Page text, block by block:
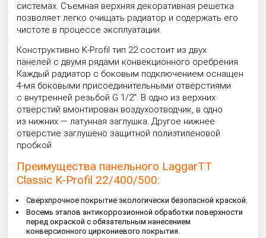
системах. Съемная верхняя декоративная решетка
позволяет легко очищать радиатор и содержать его
чистоте в процессе эксплуатации.
Конструктивно K-Profil тип 22 состоит из двух
панелей с двумя рядами конвекционного оребрения.
Каждый радиатор с боковым подключением оснащен
4-мя боковыми присоединительными отверстиями
с внутренней резьбой G 1/2”. В одно из верхних
отверстий вмонтирован воздухоотводчик, в одно
из нижних — латунная заглушка. Другое нижнее
отверстие заглушено защитной полиэтиленовой
пробкой
Преимущества панельного LaggarTT
Classic K-Profil 22/400/500:
Сверхпрочное покрытие экологически безопасной краской.
Восемь этапов антикоррозионной обработки поверхности
перед окраской с обязательным нанесением
конверсионного циркониевого покрытия.